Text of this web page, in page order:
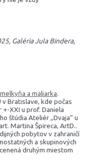
Galéria Jula Bindera,
a maliarka.
v Bratislave, kde počas
XXI u prof. Daniela
štúdia Ateliér „Dvaja“ u
Martina Špireca, ArtD..
pobytov v zahraničí
a skupinových
druhým miestom